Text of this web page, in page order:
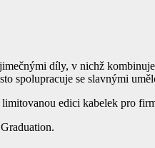
díly, v nichž
spolupracuje se slavnými
edici kabelek pro